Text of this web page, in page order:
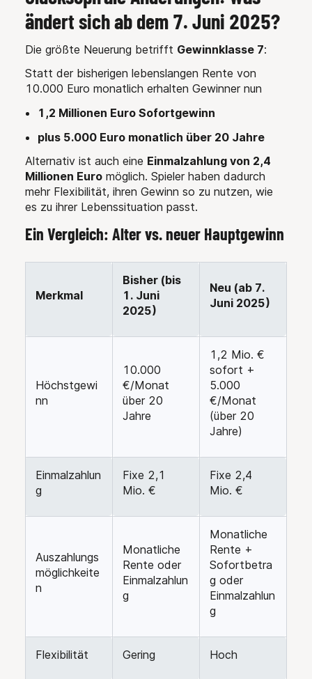
ändert sich ab dem 7. Juni 2025?
Die größte Neuerung betrifft Gewinnklasse 7:
Statt der bisherigen lebenslangen Rente von
10.000 Euro monatlich erhalten Gewinner nun
1,2 Millionen Euro Sofortgewinn
plus 5.000 Euro monatlich über 20 Jahre
Alternativ ist auch eine Einmalzahlung von 2,4
Millionen Euro möglich. Spieler haben dadurch
mehr Flexibilität, ihren Gewinn so zu nutzen, wie
es zu ihrer Lebenssituation passt.
Ein Vergleich: Alter vs. neuer Hauptgewinn
Merkmal
Bisher (bis
1. Juni
2025)
Neu (ab 7.
Juni 2025)
Höchstgewi
nn
10.000
€/Monat
über 20
Jahre
1,2 Mio. €
sofort +
5.000
€/Monat
(über 20
Jahre)
Einmalzahlun
g
Fixe 2,1
Mio. €
Fixe 2,4
Mio. €
Auszahlungs
möglichkeite
n
Monatliche
Rente oder
Einmalzahlun
g
Monatliche
Rente +
Sofortbetra
g oder
Einmalzahlun
g
Flexibilität Gering Hoch